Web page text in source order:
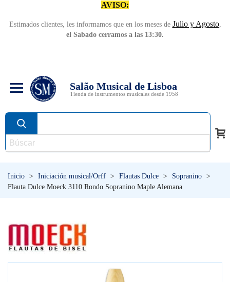
AVISO:
Estimados clientes, les informamos que en los meses de Julio y Agosto,
el Sabado cerramos a las 13:30.
Salão Musical de Lisboa
Tienda de instrumentos musicales desde 1958
Inicio > Iniciación musical/Orff > Flautas Dulce > Sopranino >
Flauta Dulce Moeck 3110 Rondo Sopranino Maple Alemana